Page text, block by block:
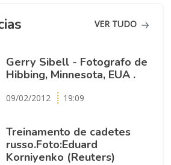
VER TUDO
Gerry Sibell - Fotografo de
Hibbing, Minnesota, EUA .
09/02/2012 19:09
Treinamento de cadetes
russo.Foto:Eduard
Korniyenko (Reuters)